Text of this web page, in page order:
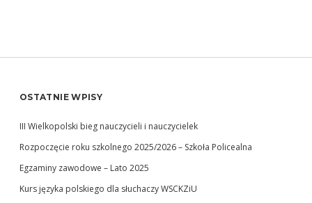
OSTATNIE WPISY
III Wielkopolski bieg nauczycieli i nauczycielek
Rozpoczęcie roku szkolnego 2025/2026 – Szkoła Policealna
Egzaminy zawodowe – Lato 2025
Kurs języka polskiego dla słuchaczy WSCKZiU